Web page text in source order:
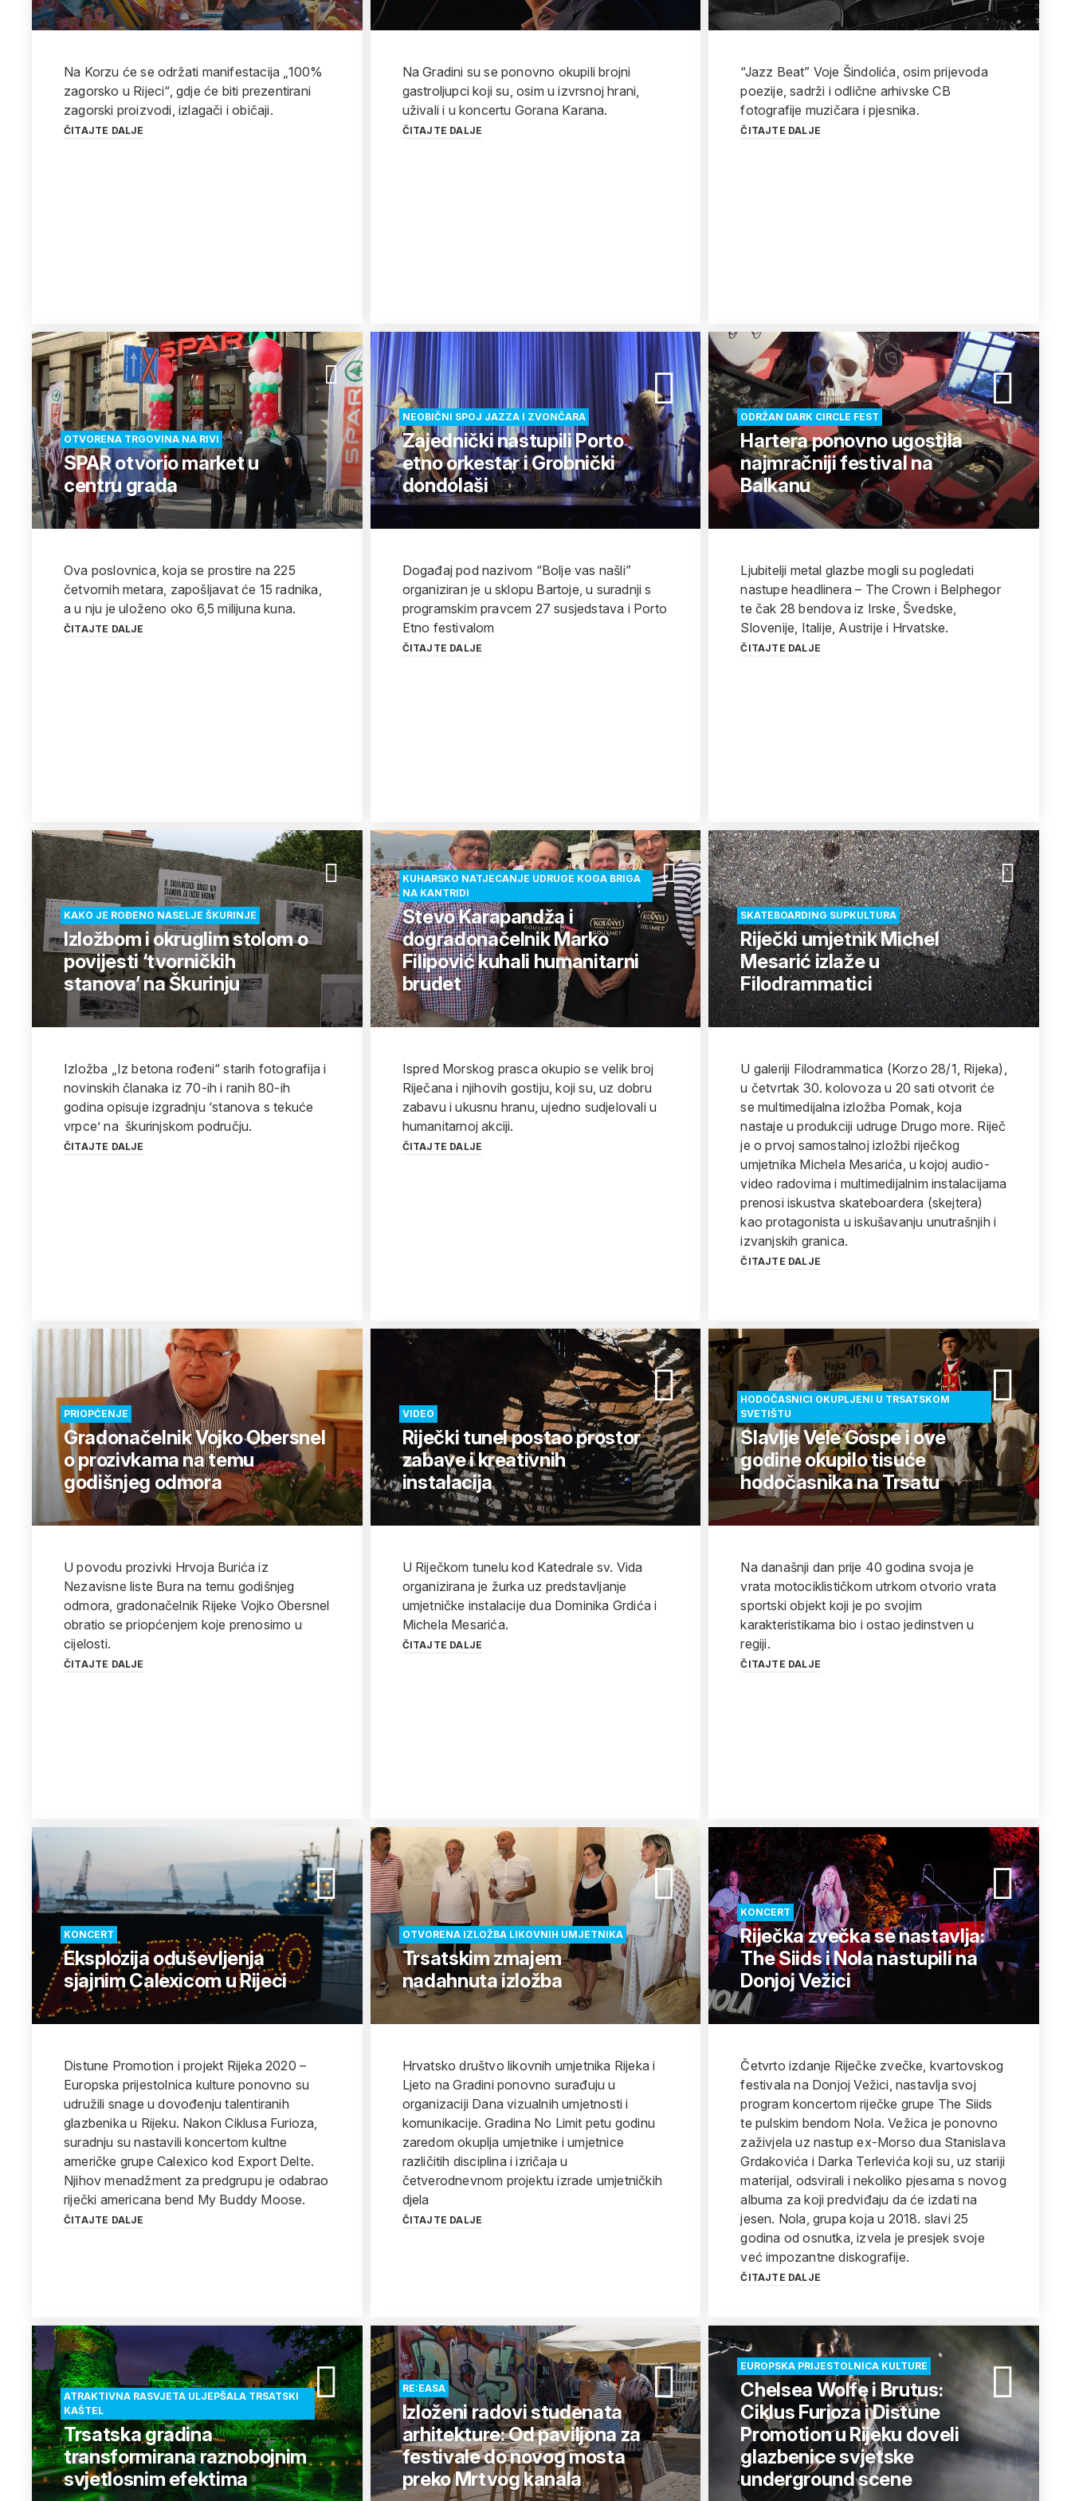
Na Korzu će se održati manifestacija „100%
zagorsko u Rijeci“, gdje će biti prezentirani
zagorski proizvodi, izlagači i običaji.
ČITAJTE DALJE
Na Gradini su se ponovno okupili brojni
gastroljupci koji su, osim u izvrsnoj hrani,
uživali i u koncertu Gorana Karana.
ČITAJTE DALJE
“Jazz Beat” Voje Šindolića, osim prijevoda
poezije, sadrži i odlične arhivske CB
fotografije muzičara i pjesnika.
ČITAJTE DALJE
OTVORENA TRGOVINA NA RIVI
SPAR otvorio market u
centru grada
Ova poslovnica, koja se prostire na 225
četvornih metara, zapošljavat će 15 radnika,
a u nju je uloženo oko 6,5 milijuna kuna.
ČITAJTE DALJE
NEOBIČNI SPOJ JAZZA I ZVONČARA
Zajednički nastupili Porto
etno orkestar i Grobnički
dondolaši
Događaj pod nazivom “Bolje vas našli”
organiziran je u sklopu Bartoje, u suradnji s
programskim pravcem 27 susjedstava i Porto
Etno festivalom
ČITAJTE DALJE
ODRŽAN DARK CIRCLE FEST
Hartera ponovno ugostila
najmračniji festival na
Balkanu
Ljubitelji metal glazbe mogli su pogledati
nastupe headlinera – The Crown i Belphegor
te čak 28 bendova iz Irske, Švedske,
Slovenije, Italije, Austrije i Hrvatske.
ČITAJTE DALJE
KAKO JE ROĐENO NASELJE ŠKURINJE
Izložbom i okruglim stolom o
povijesti ‘tvorničkih
stanova’ na Škurinju
Izložba „Iz betona rođeni“ starih fotografija i
novinskih članaka iz 70-ih i ranih 80-ih
godina opisuje izgradnju ‘stanova s tekuće
vrpce’ na škurinjskom području.
ČITAJTE DALJE
KUHARSKO NATJECANJE UDRUGE KOGA BRIGA
NA KANTRIDI
Stevo Karapandža i
dogradonačelnik Marko
Filipović kuhali humanitarni
brudet
Ispred Morskog prasca okupio se velik broj
Riječana i njihovih gostiju, koji su, uz dobru
zabavu i ukusnu hranu, ujedno sudjelovali u
humanitarnoj akciji.
ČITAJTE DALJE
SKATEBOARDING SUPKULTURA
Riječki umjetnik Michel
Mesarić izlaže u
Filodrammatici
U galeriji Filodrammatica (Korzo 28/1, Rijeka),
u četvrtak 30. kolovoza u 20 sati otvorit će
se multimedijalna izložba Pomak, koja
nastaje u produkciji udruge Drugo more. Riječ
je o prvoj samostalnoj izložbi riječkog
umjetnika Michela Mesarića, u kojoj audio-
video radovima i multimedijalnim instalacijama
prenosi iskustva skateboardera (skejtera)
kao protagonista u iskušavanju unutrašnjih i
izvanjskih granica.
ČITAJTE DALJE
PRIOPĆENJE
Gradonačelnik Vojko Obersnel
o prozivkama na temu
godišnjeg odmora
U povodu prozivki Hrvoja Burića iz
Nezavisne liste Bura na temu godišnjeg
odmora, gradonačelnik Rijeke Vojko Obersnel
obratio se priopćenjem koje prenosimo u
cijelosti.
ČITAJTE DALJE
VIDEO
Riječki tunel postao prostor
zabave i kreativnih
instalacija
U Riječkom tunelu kod Katedrale sv. Vida
organizirana je žurka uz predstavljanje
umjetničke instalacije dua Dominika Grdića i
Michela Mesarića.
ČITAJTE DALJE
HODOČASNICI OKUPLJENI U TRSATSKOM
SVETIŠTU
Slavlje Vele Gospe i ove
godine okupilo tisuće
hodočasnika na Trsatu
Na današnji dan prije 40 godina svoja je
vrata motociklističkom utrkom otvorio vrata
sportski objekt koji je po svojim
karakteristikama bio i ostao jedinstven u
regiji.
ČITAJTE DALJE
KONCERT
Eksplozija oduševljenja
sjajnim Calexicom u Rijeci
Distune Promotion i projekt Rijeka 2020 –
Europska prijestolnica kulture ponovno su
udružili snage u dovođenju talentiranih
glazbenika u Rijeku. Nakon Ciklusa Furioza,
suradnju su nastavili koncertom kultne
američke grupe Calexico kod Export Delte.
Njihov menadžment za predgrupu je odabrao
riječki americana bend My Buddy Moose.
ČITAJTE DALJE
OTVORENA IZLOŽBA LIKOVNIH UMJETNIKA
Trsatskim zmajem
nadahnuta izložba
Hrvatsko društvo likovnih umjetnika Rijeka i
Ljeto na Gradini ponovno surađuju u
organizaciji Dana vizualnih umjetnosti i
komunikacije. Gradina No Limit petu godinu
zaredom okuplja umjetnike i umjetnice
različitih disciplina i izričaja u
četverodnevnom projektu izrade umjetničkih
djela
ČITAJTE DALJE
KONCERT
Riječka zvečka se nastavlja:
The Siids i Nola nastupili na
Donjoj Vežici
Četvrto izdanje Riječke zvečke, kvartovskog
festivala na Donjoj Vežici, nastavlja svoj
program koncertom riječke grupe The Siids
te pulskim bendom Nola. Vežica je ponovno
zaživjela uz nastup ex-Morso dua Stanislava
Grdakovića i Darka Terlevića koji su, uz stariji
materijal, odsvirali i nekoliko pjesama s novog
albuma za koji predviđaju da će izdati na
jesen. Nola, grupa koja u 2018. slavi 25
godina od osnutka, izvela je presjek svoje
već impozantne diskografije.
ČITAJTE DALJE
ATRAKTIVNA RASVJETA ULJEPŠALA TRSATSKI
KAŠTEL
Trsatska gradina
transformirana raznobojnim
svjetlosnim efektima
RE:EASA
Izloženi radovi studenata
arhitekture: Od paviljona za
festivale do novog mosta
preko Mrtvog kanala
EUROPSKA PRIJESTOLNICA KULTURE
Chelsea Wolfe i Brutus:
Ciklus Furioza i Distune
Promotion u Rijeku doveli
glazbenice svjetske
underground scene